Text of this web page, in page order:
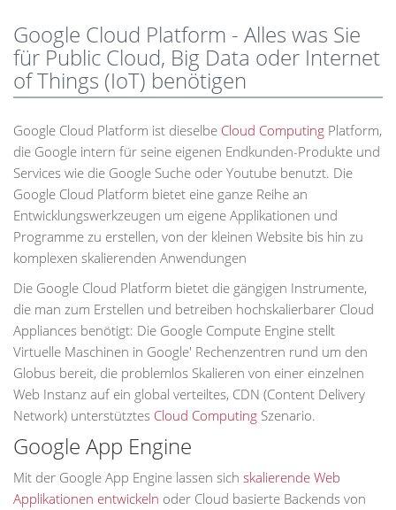
Google Cloud Platform - Alles was Sie
für Public Cloud, Big Data oder Internet
of Things (IoT) benötigen
Google Cloud Platform ist dieselbe Cloud Computing Platform,
die Google intern für seine eigenen Endkunden-Produkte und
Services wie die Google Suche oder Youtube benutzt. Die
Google Cloud Platform bietet eine ganze Reihe an
Entwicklungswerkzeugen um eigene Applikationen und
Programme zu erstellen, von der kleinen Website bis hin zu
komplexen skalierenden Anwendungen
Die Google Cloud Platform bietet die gängigen Instrumente,
die man zum Erstellen und betreiben hochskalierbarer Cloud
Appliances benötigt: Die Google Compute Engine stellt
Virtuelle Maschinen in Google' Rechenzentren rund um den
Globus bereit, die problemlos Skalieren von einer einzelnen
Web Instanz auf ein global verteiltes, CDN (Content Delivery
Network) unterstütztes Cloud Computing Szenario.
Google App Engine
Mit der Google App Engine lassen sich skalierende Web
Applikationen entwickeln oder Cloud basierte Backends von